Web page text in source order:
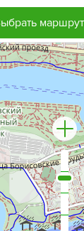
маршрут